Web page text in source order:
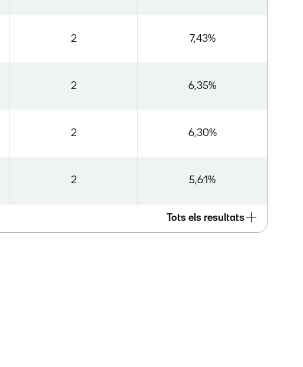
2 7,43%
2 6,35%
2 6,30%
2 5,61%
Tots els resultats